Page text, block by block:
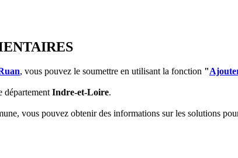
, vous pouvez le soumettre en utilisant la fonction "
départementIndre-et-Loire.
vous pouvez obtenir des informations sur les solutions